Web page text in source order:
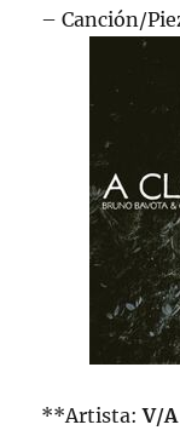
– Canción/
**Artista:V/